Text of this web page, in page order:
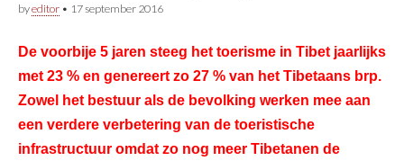
byeditor • 17 september 2016
De voorbije 5 jaren steeg het toerisme in Tibet jaarlijks
met 23 % en genereert zo 27 % van het Tibetaans brp.
Zowel het bestuur als de bevolking werken mee aan
een verdere verbetering van de toeristische
infrastructuur omdat zo nog meer Tibetanen de